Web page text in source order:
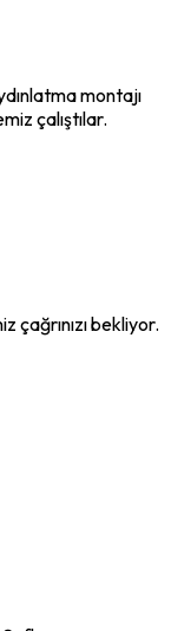
montajı
çalıştılar.
çağrınızı bekliyor.